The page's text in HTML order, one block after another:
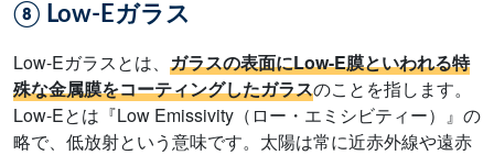
⑧ Low-Eガラス
Low-Eガラスとは、 ガラスの表面にLow-E膜といわれる特
殊な金属膜をコーティングしたガラスのことを指します。
Low-Eとは『Low Emissivity（ロー・エミシビティー）』の
略で、低放射という意味です。太陽は常に近赤外線や遠赤